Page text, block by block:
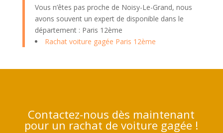
Vous n’êtes pas proche de Noisy-Le-Grand, nous
avons souvent un expert de disponible dans le
département : Paris 12ème
Rachat voiture gagée Paris 12ème
Contactez-nous dès maintenant
pour un rachat de voiture gagée !